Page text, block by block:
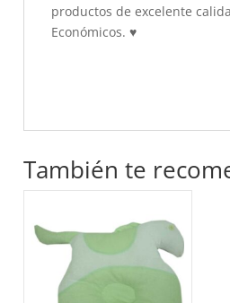
productos de excelente
Económicos. ♥
También te